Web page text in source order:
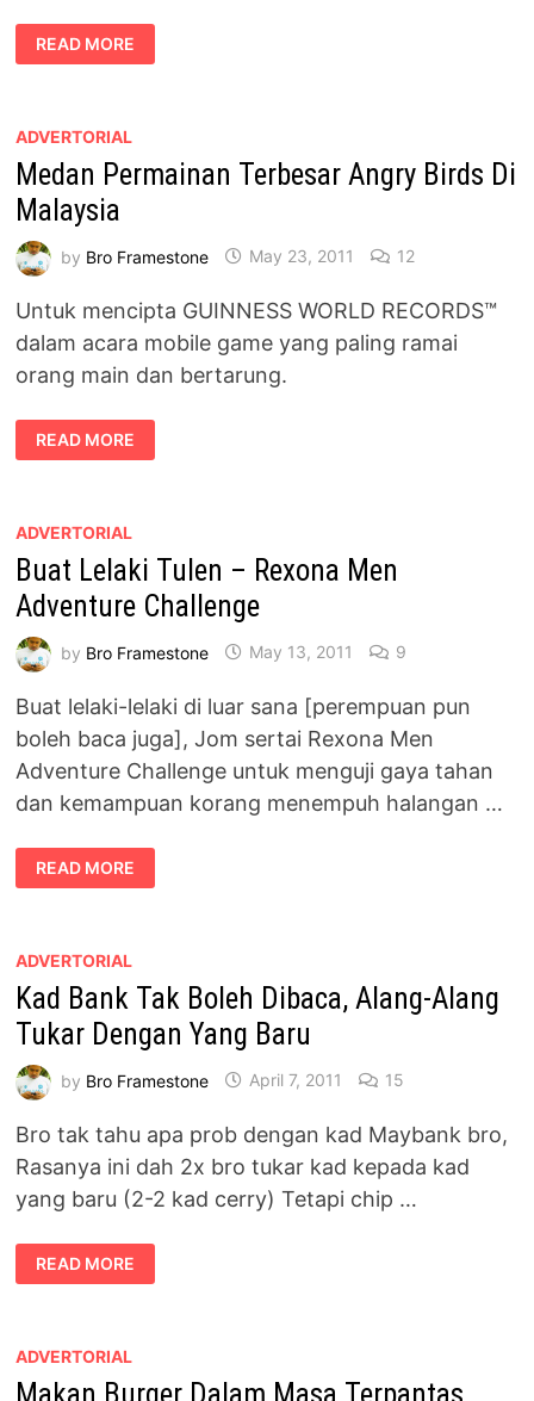
PESERTA
PERTAMA
UNTUK
1TUBE.MY
READ MORE
ADVERTORIAL
Medan Permainan Terbesar Angry Birds Di
Malaysia
by Bro Framestone May 23, 2011 12
Untuk mencipta GUINNESS WORLD RECORDS™
dalam acara mobile game yang paling ramai
orang main dan bertarung.
MEDAN
PERMAINAN
TERBESAR
MALAYSIA
READ MORE
ADVERTORIAL
Buat Lelaki Tulen – Rexona Men
Adventure Challenge
by Bro Framestone May 13, 2011 9
Buat lelaki-lelaki di luar sana [perempuan pun
boleh baca juga], Jom sertai Rexona Men
Adventure Challenge untuk menguji gaya tahan
dan kemampuan korang menempuh halangan …
BUAT
LELAKI
TULEN
ADVENTURE
READ MORE
ADVERTORIAL
Kad Bank Tak Boleh Dibaca, Alang-Alang
Tukar Dengan Yang Baru
by Bro Framestone April 7, 2011 15
Bro tak tahu apa prob dengan kad Maybank bro,
Rasanya ini dah 2x bro tukar kad kepada kad
yang baru (2-2 kad cerry) Tetapi chip …
KAD
BANK
TAK
ALANG
DENGAN
READ MORE
ADVERTORIAL
Makan Burger Dalam Masa Terpantas